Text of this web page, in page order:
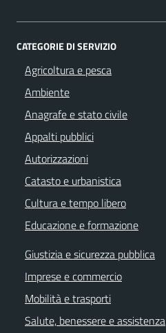
CATEGORIE DI SERVIZIO
Agricoltura e pesca
Ambiente
Anagrafe e stato civile
Appalti pubblici
Autorizzazioni
Catasto e urbanistica
Cultura e tempo libero
Educazione e formazione
Giustizia e sicurezza pubblica
Imprese e commercio
Mobilità e trasporti
Salute, benessere e assistenza